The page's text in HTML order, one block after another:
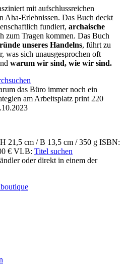
mit aufschlussreichen
Aha-Erlebnissen. Das Buch deckt
fundiert, archaische
zum Tragen kommen. Das Buch
unseres Handelns, führt zu
was sich unausgesprochen oft
warum wir sind, wie wir sind.
das Büro immer noch ein
am Arbeitsplatz print 220
21,5 cm / B 13,5 cm / 350 g ISBN:
€ VLB: Titel suchen
oder direkt in einem der